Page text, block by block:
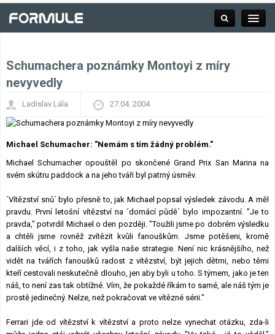
Kalendář F1
Týmy a jezdci F1
Okruhy F1
Lexikon F1
Schumachera poznámky Montoyi z míry
nevyvedly
Ladislav Lála 27.04. 2004
Michael Schumacher: "Nemám s tím žádný problém."
Michael Schumacher opouštěl po skončené Grand Prix San Marina na
svém skútru paddock a na jeho tváři byl patrný úsměv.
´Vítězství snů´ bylo přesně to, jak Michael popsal výsledek závodu. A měl
pravdu. První letošní vítězství na ´domácí půdě´ bylo impozantní. "Je to
pravda," potvrdil Michael o den později. "Toužili jsme po dobrém výsledku
a chtěli jsme rovněž zvítězit kvůli fanouškům. Jsme potěšeni, kromě
dalších věcí, i z toho, jak vyšla naše strategie. Není nic krásnějšího, než
vidět na tvářích fanoušků radost z vítězství, být jejich dětmi, nebo těmi
kteří cestovali neskutečně dlouho, jen aby byli u toho. S týmem, jako je ten
náš, to není zas tak obtížné. Vím, že pokaždé říkám to samé, ale náš tým je
prostě jedinečný. Nelze, než pokračovat ve vítězné sérii."
Ferrari jde od vítězství k vítězství a proto nelze vynechat otázku, zda-li